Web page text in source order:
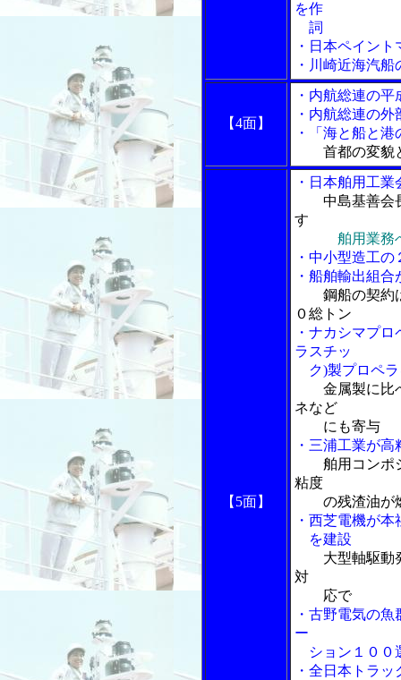
を作
詞
・日本ペイン
・川崎近海汽
【4面】
・内航総連の
・内航総連の
・
「海と船と港
首都の変
【5面】
・日本舶用工
中島基善会
す
舶用業務
・中小型造工
・船舶輸出組
鋼船の契約
０総トン
・ナカシマプ
ラスチッ
ク)製プロペラ
金属製に比
ネなど
にも寄与
・三浦工業が
舶用コンポ
粘度
の残渣油が
・西芝電機が
を建設
大型軸駆動
対
応で
・古野電気の
ー
ション１００
・全日本トラ